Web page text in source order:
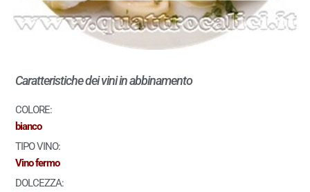
Caratteristiche dei vini in abbinamento
COLORE:
bianco
TIPO VINO:
Vino fermo
DOLCEZZA: